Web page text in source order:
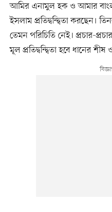
আমির এনামুল হক ও আমার
ইসলাম প্রতিদ্বন্দ্বিতা করছেন।
তেমন পরিচিতি নেই। প্রচার-
মূল প্রতিদ্বন্দ্বিতা হবে ধানের শীষ